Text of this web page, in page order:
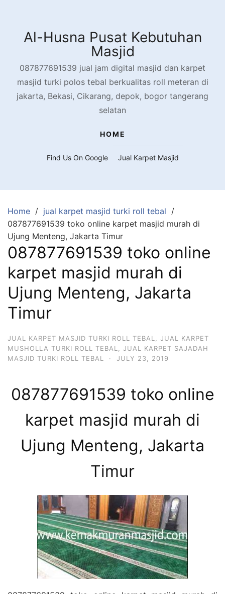
contentAl-Husna Pusat Kebutuhan
Masjid
087877691539 jual jam digital masjid dan karpet
masjid turki polos tebal berkualitas roll meteran di
jakarta, Bekasi, Cikarang, depok, bogor tangerang
selatan
HOME
Find Us On Google Jual Karpet Masjid
Home
jual karpet masjid turki roll tebal
087877691539 toko online karpet masjid murah di
Ujung Menteng, Jakarta Timur
087877691539 toko online
karpet masjid murah di
Ujung Menteng, Jakarta
Timur
JUAL KARPET MASJID TURKI ROLL TEBAL
JUAL KARPET
MUSHOLLA TURKI ROLL TEBAL
JUAL KARPET SAJADAH
MASJID TURKI ROLL TEBAL
· JULY 23, 2019
087877691539 toko online
karpet masjid murah di
Ujung Menteng, Jakarta
Timur